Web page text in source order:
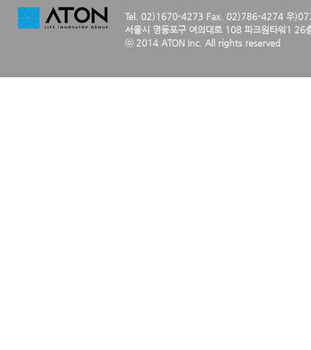
Tel. 02)1670-4273 Fax. 02)786-4274 우
서울시 영등포구 여의대로 108 파크원타워1 26
ⓒ 2014 ATON Inc. All rights reserved